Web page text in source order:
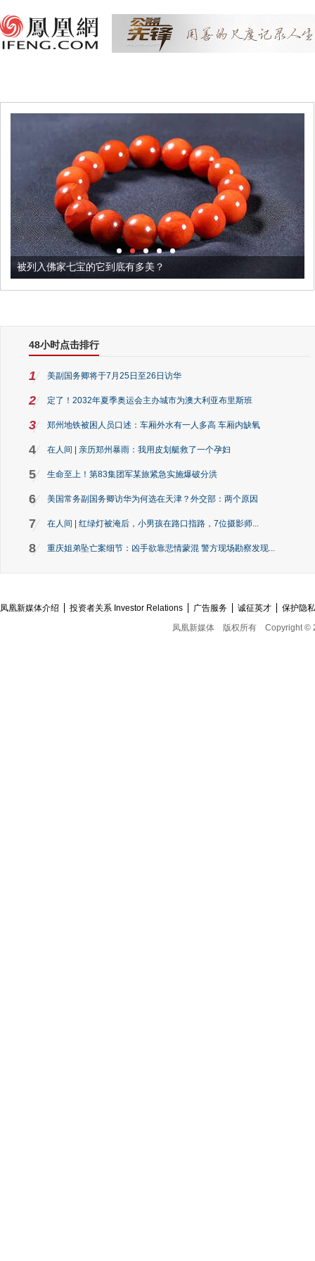
被列入佛家七宝的它到底有多美？
48小时点击排行
1 美副国务卿将于7月25日至26日访华
2 定了！2032年夏季奥运会主办城市为澳大利亚布里斯班
3 郑州地铁被困人员口述：车厢外水有一人多高 车厢内缺氧
4 在人间 | 亲历郑州暴雨：我用皮划艇救了一个孕妇
5 生命至上！第83集团军某旅紧急实施爆破分洪
6 美国常务副国务卿访华为何选在天津？外交部：两个原因
7 在人间 | 红绿灯被淹后，小男孩在路口指路，7位摄影师...
8 重庆姐弟坠亡案细节：凶手欲靠悲情蒙混 警方现场勘察发现...
凤凰新媒体介绍 投资者关系 Investor Relations 广告服务 诚征英才
保护隐
凤凰新媒体
版权所有 Copyright ©